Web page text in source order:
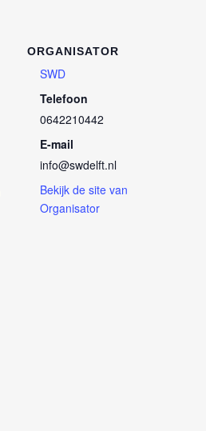
ORGANISATOR
SWD
Telefoon
0642210442
E-mail
info@swdelft.nl
Bekijk de site van
Organisator